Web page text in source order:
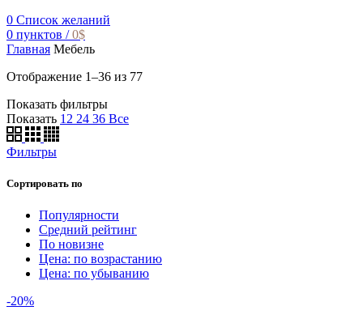
0 Список желаний
0 пунктов / 0$
Главная Мебель
Отображение 1–36 из 77
Показать фильтры
Показать 12 24 36 Все
Фильтры
Сортировать по
Популярности
Средний рейтинг
По новизне
Цена: по возрастанию
Цена: по убыванию
-20%